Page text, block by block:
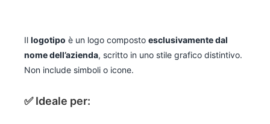
Il logotipo è un logo composto esclusivamente dal
nome dell’azienda, scritto in uno stile grafico distintivo.
Non include simboli o icone.
✅ Ideale per: